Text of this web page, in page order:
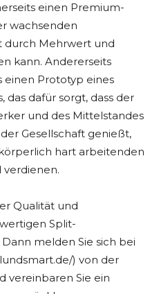
einen Premium-
wachsenden
durch Mehrwert und
kann. Andererseits
einen Prototyp eines
dafür sorgt, dass der
und des Mittelstandes
Gesellschaft genießt,
hart arbeitenden
verdienen.
Qualität und
Split-
melden Sie sich bei
) von der
vereinbaren Sie ein